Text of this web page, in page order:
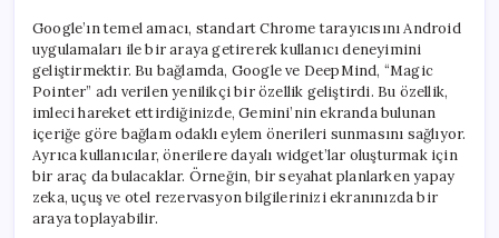
Google’ın temel amacı, standart Chrome tarayıcısını Android
uygulamaları ile bir araya getirerek kullanıcı deneyimini
geliştirmektir. Bu bağlamda, Google ve DeepMind, “Magic
Pointer” adı verilen yenilikçi bir özellik geliştirdi. Bu özellik,
imleci hareket ettirdiğinizde, Gemini’nin ekranda bulunan
içeriğe göre bağlam odaklı eylem önerileri sunmasını sağlıyor.
Ayrıca kullanıcılar, önerilere dayalı widget’lar oluşturmak için
bir araç da bulacaklar. Örneğin, bir seyahat planlarken yapay
zeka, uçuş ve otel rezervasyon bilgilerinizi ekranınızda bir
araya toplayabilir.